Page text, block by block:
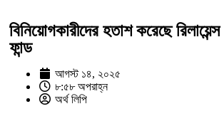
বিনিয়োগকারীদের হতাশ করেছে
ফান্ড
আগস্ট ১৪, ২০২৫
৮:৫৮ অপরাহ্ন
অর্থ লিপি